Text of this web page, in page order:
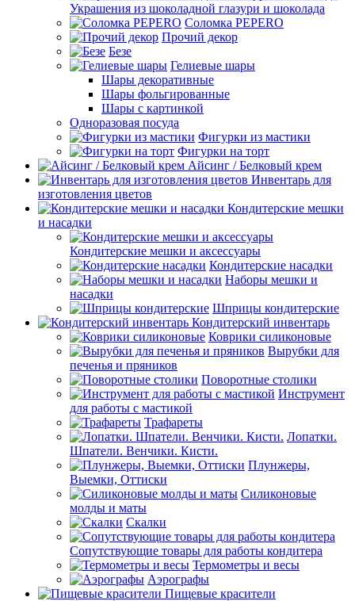
Украшения из шоколадной глазури и шоколада
Соломка PEPERO
Прочий декор
Безе
Гелиевые шары
Шары декоративные
Шары фольгированные
Шары с картинкой
Одноразовая посуда
Фигурки из мастики
Фигурки на торт
Айсинг / Белковый крем
Инвентарь для
изготовления цветов
Кондитерские мешки
и насадки
Кондитерские мешки и аксессуары
Кондитерские насадки
Наборы мешки и
насадки
Шприцы кондитерские
Кондитерский инвентарь
Коврики силиконовые
Вырубки для
печенья и пряников
Поворотные столики
Инструмент
для работы с мастикой
Трафареты
Лопатки.
Шпатели. Венчики. Кисти.
Плунжеры,
Выемки, Оттиски
Силиконовые
молды и маты
Скалки
Сопутствующие товары для работы кондитера
Термометры и весы
Аэрографы
Пищевые красители